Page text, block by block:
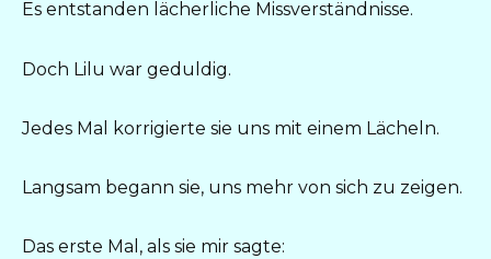
Es entstanden lächerliche Missverständnisse.
Doch Lilu war geduldig.
Jedes Mal korrigierte sie uns mit einem Lächeln.
Langsam begann sie, uns mehr von sich zu zeigen.
Das erste Mal, als sie mir sagte: